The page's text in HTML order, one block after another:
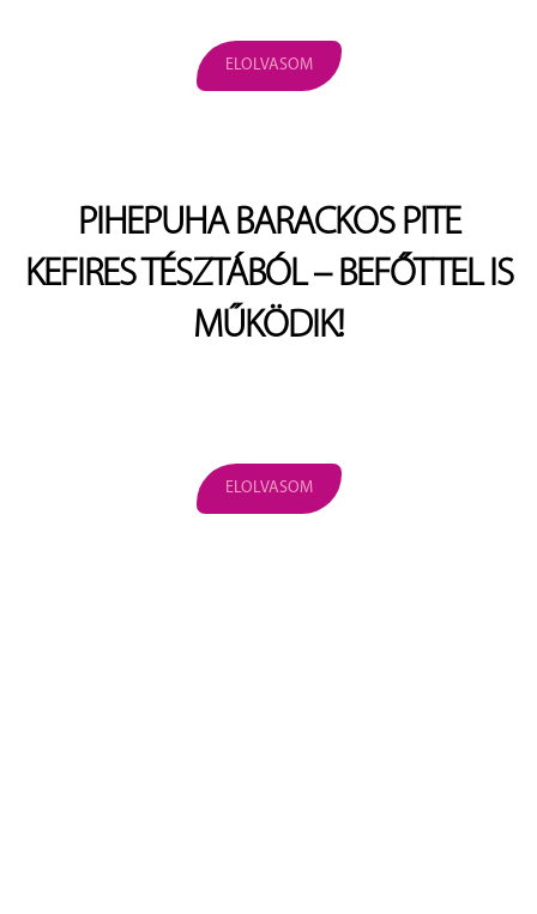
ELOLVASOM
PIHEPUHA BARACKOS PITE
KEFIRES TÉSZTÁBÓL – BEFŐTTEL IS
MŰKÖDIK!
ELOLVASOM